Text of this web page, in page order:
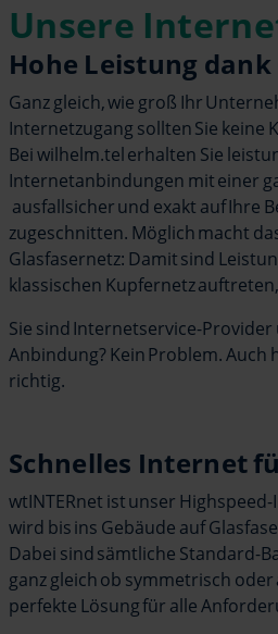
Unsere
Hohe Leistung dank
Ganz gleich, wie groß Ihr
Internetzugang sollten Sie keine
Bei wilhelm.tel erhalten Sie
Internetanbindungen mit einer
ausfallsicher und exakt auf Ihre
zugeschnitten. Möglich macht
Glasfasernetz: Damit sind
klassischen Kupfernetz
Sie sind Internetservice-Provider
Anbindung? Kein Problem. Auch
richtig.
Schnelles Internet
wtINTERnet ist unser
wird bis ins Gebäude auf
Dabei sind sämtliche Standard-
ganz gleich ob symmetrisch
perfekte Lösung für alle